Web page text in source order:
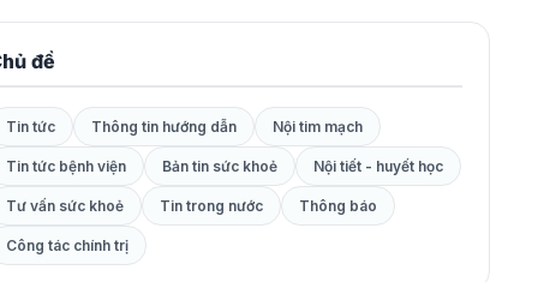
đề
Tin tức Thông tin hướng dẫn Nội tim mạch
Tin tức bệnh viện Bản tin sức khoẻ Nội tiết - huyết học
Tư vấn sức khoẻ Tin trong nước Thông báo
Công tác chính trị